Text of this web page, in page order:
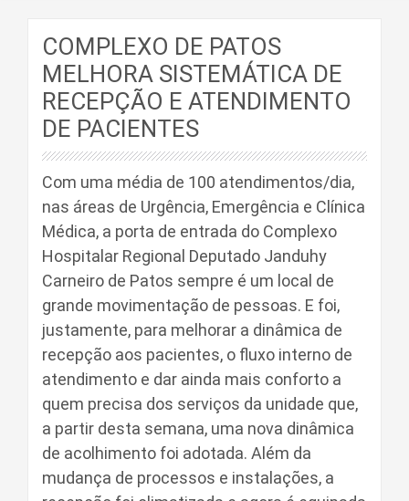
COMPLEXO DE PATOS
MELHORA SISTEMÁTICA DE
RECEPÇÃO E ATENDIMENTO
DE PACIENTES
Com uma média de 100 atendimentos/dia,
nas áreas de Urgência, Emergência e Clínica
Médica, a porta de entrada do Complexo
Hospitalar Regional Deputado Janduhy
Carneiro de Patos sempre é um local de
grande movimentação de pessoas. E foi,
justamente, para melhorar a dinâmica de
recepção aos pacientes, o fluxo interno de
atendimento e dar ainda mais conforto a
quem precisa dos serviços da unidade que,
a partir desta semana, uma nova dinâmica
de acolhimento foi adotada. Além da
mudança de processos e instalações, a